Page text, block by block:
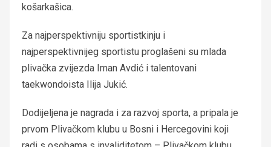
košarkašica.
Za najperspektivniju sportistkinju i
najperspektivnijeg sportistu proglašeni su mlada
plivačka zvijezda Iman Avdić i talentovani
taekwondoista Ilija Jukić.
Dodijeljena je nagrada i za razvoj sporta, a pripala je
prvom Plivačkom klubu u Bosni i Hercegovini koji